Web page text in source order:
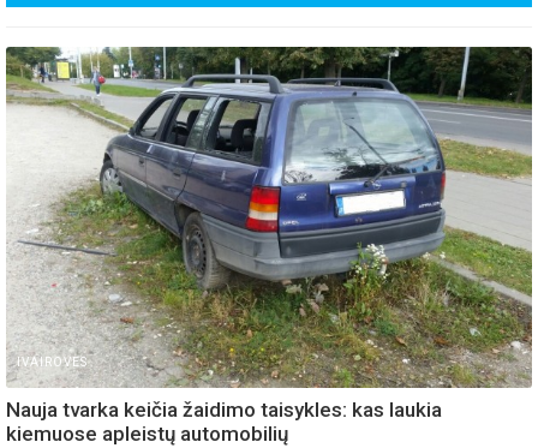
IVAIROVES
Nauja tvarka keičia žaidimo taisykles: kas laukia
kiemuose apleistų automobilių